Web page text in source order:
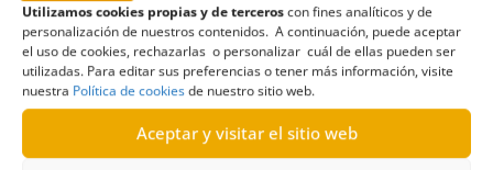
Utilizamos cookies propias y de terceroscon fines analíticos y de
personalización de nuestros contenidos. A continuación, puede aceptar
el uso de cookies, rechazarlas o personalizar cuál de ellas pueden ser
utilizadas. Para editar sus preferencias o tener más información, visite
nuestra Política de cookiesde nuestro sitio web.
Aceptar y visitar el sitio web